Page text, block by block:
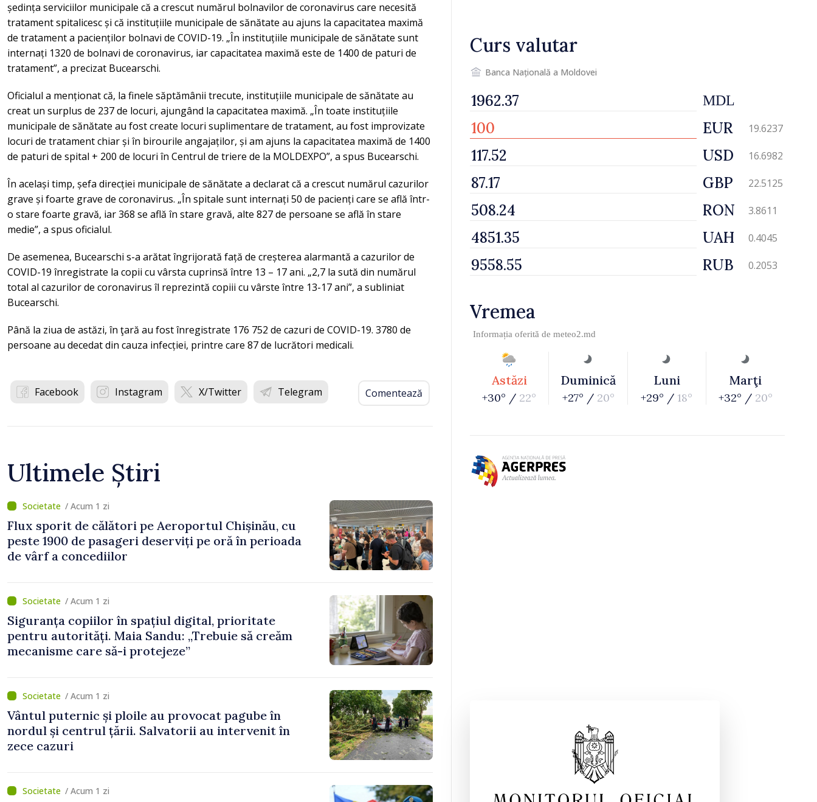
ședința serviciilor municipale că a crescut numărul bolnavilor de coronavirus care necesită
tratament spitalicesc și că instituțiile municipale de sănătate au ajuns la capacitatea maximă
de tratament a pacienților bolnavi de COVID-19. „În instituțiile municipale de sănătate sunt
internați 1320 de bolnavi de coronavirus, iar capacitatea maximă este de 1400 de paturi de
tratament”, a precizat Bucearschi.
Oficialul a menționat că, la finele săptămânii trecute, instituțiile municipale de sănătate au
creat un surplus de 237 de locuri, ajungând la capacitatea maximă. „În toate instituțiile
municipale de sănătate au fost create locuri suplimentare de tratament, au fost improvizate
locuri de tratament chiar și în birourile angajaților, și am ajuns la capacitatea maximă de 1400
de paturi de spital + 200 de locuri în Centrul de triere de la MOLDEXPO”, a spus Bucearschi.
În același timp, șefa direcției municipale de sănătate a declarat că a crescut numărul cazurilor
grave și foarte grave de coronavirus. „În spitale sunt internați 50 de pacienți care se află într-
o stare foarte gravă, iar 368 se află în stare gravă, alte 827 de persoane se află în stare
medie”, a spus oficialul.
De asemenea, Bucearschi s-a arătat îngrijorată față de creșterea alarmantă a cazurilor de
COVID-19 înregistrate la copii cu vârsta cuprinsă între 13 – 17 ani. „2,7 la sută din numărul
total al cazurilor de coronavirus îl reprezintă copiii cu vârste între 13-17 ani”, a subliniat
Bucearschi.
Până la ziua de astăzi, în ţară au fost înregistrate 176 752 de cazuri de COVID-19. 3780 de
persoane au decedat din cauza infecției, printre care 87 de lucrători medicali.
Facebook Instagram X/Twitter Telegram Comentează
Ultimele Știri
/ Acum 1 zi
Flux sporit de călători pe Aeroportul Chișinău, cu
peste 1900 de pasageri deserviți pe oră în perioada
de vârf a concediilor
/ Acum 1 zi
Siguranța copiilor în spațiul digital, prioritate
pentru autorități. Maia Sandu: „Trebuie să creăm
mecanisme care să-i protejeze”
/ Acum 1 zi
Vântul puternic și ploile au provocat pagube în
nordul și centrul țării. Salvatorii au intervenit în
zece cazuri
/ Acum 1 zi
Curs valutar
Banca Națională a Moldovei
MDL
EUR 19.6237
USD 16.6982
GBP 22.5125
RON 3.8611
UAH 0.4045
RUB 0.2053
Vremea
Informația oferită de meteo2.md
Astăzi
+30° / 22°
Duminică
+27° / 20°
Luni
+29° / 18°
Marţi
+32° / 20°